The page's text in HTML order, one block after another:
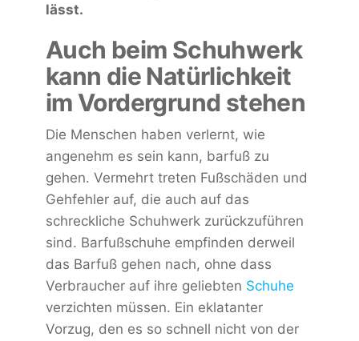
lässt.
Auch beim Schuhwerk
kann die Natürlichkeit
im Vordergrund stehen
Die Menschen haben verlernt, wie
angenehm es sein kann, barfuß zu
gehen. Vermehrt treten Fußschäden und
Gehfehler auf, die auch auf das
schreckliche Schuhwerk zurückzuführen
sind. Barfußschuhe empfinden derweil
das Barfuß gehen nach, ohne dass
Verbraucher auf ihre geliebten Schuhe
verzichten müssen. Ein eklatanter
Vorzug, den es so schnell nicht von der